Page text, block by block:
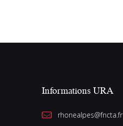
Informations URA
rhonealpes@fncta.fr